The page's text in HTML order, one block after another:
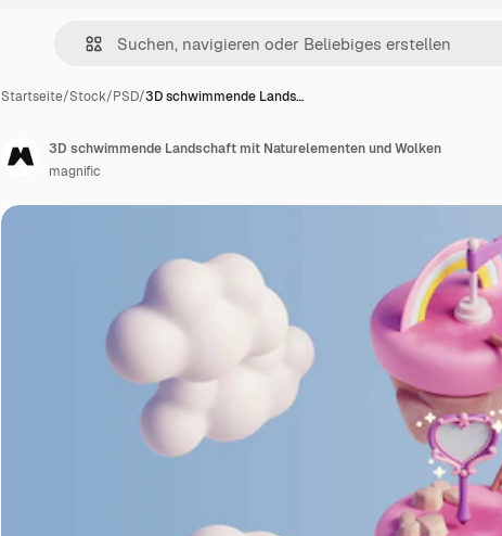
Startseite/Stock/PSD/3D schwimmende Lands…
3D schwimmende Landschaft mit Naturelementen und Wolken
magnific